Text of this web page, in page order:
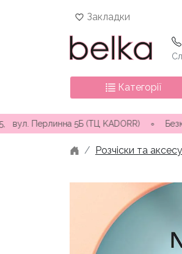
Закладки
Категорії
5Б (ТЦ KADORR) ∘ Безкоштовна
Розчіски та